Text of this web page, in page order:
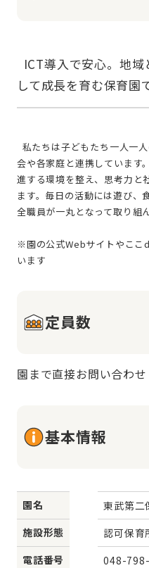
会や各家庭と連携しています
進する環境を整え、思考力と
ます。毎日の活動には遊び、
全職員が一丸となって取り組
※園の公式Webサイトやここ
定員数
園まで直接お問い合わせ
基本情報
園名
東武第二
施設形態
認可保育
電話番号
048-